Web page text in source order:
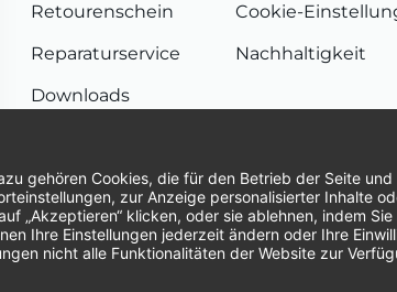
Retourenschein
Reparaturservice
Downloads
Cookie-
Nachhaltigkeit